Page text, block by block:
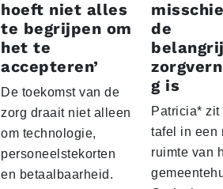
hoeft niet alles
te begrijpen om
het te
accepteren’
De toekomst van de
zorg draait niet alleen
om technologie,
personeelstekorten
en betaalbaarheid.
de
g is
Patricia* zit
tafel in een
ruimte van